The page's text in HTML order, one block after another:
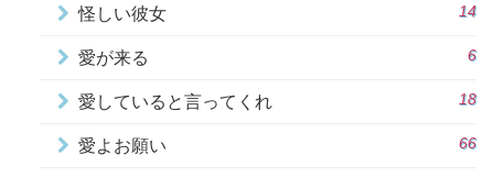
怪しい彼女 14
愛が来る 6
愛していると言ってくれ 18
愛よお願い 66